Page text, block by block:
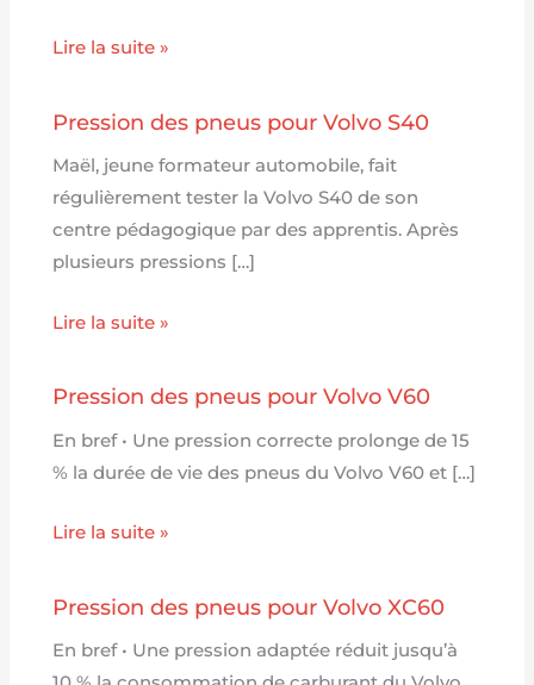
Lire la suite »
Pression des pneus pour Volvo S40
Maël, jeune formateur automobile, fait
régulièrement tester la Volvo S40 de son
centre pédagogique par des apprentis. Après
plusieurs pressions […]
Lire la suite »
Pression des pneus pour Volvo V60
En bref • Une pression correcte prolonge de 15
% la durée de vie des pneus du Volvo V60 et […]
Lire la suite »
Pression des pneus pour Volvo XC60
En bref • Une pression adaptée réduit jusqu’à